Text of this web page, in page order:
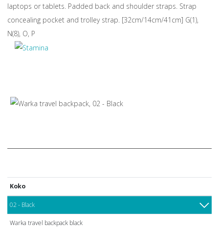
laptops or tablets. Padded back and shoulder straps. Strap
concealing pocket and trolley strap. [32cm/14cm/41cm] G(1),
N(8), O, P
Koko
02 - Black
Warka travel backpack black